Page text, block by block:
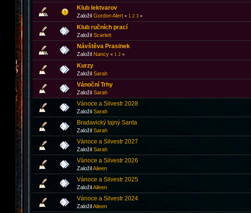
Klub lektvarov
Založil Gordon Alert « 1 2 3 »
Klub ručních prací
Založil Scarlett
Návštěva Prasinek
Založil Nancy « 1 2 »
Kurzy
Založil Sarah
Vánoční Trhy
Založil Sarah
Vánoce a Silvestr 2028
Založil Sarah
Bradavický tajný Santa
Založil Sarah
Vánoce a Silvestr 2027
Založil Sarah
Vánoce a Silvestr 2026
ZaložilAileen
Vánoce a Silvestr 2025
ZaložilAileen
Vánoce a Silvestr 2024
ZaložilAileen